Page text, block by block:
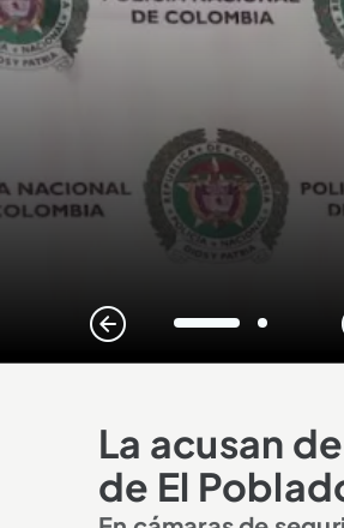
1 2
La acusan
de El